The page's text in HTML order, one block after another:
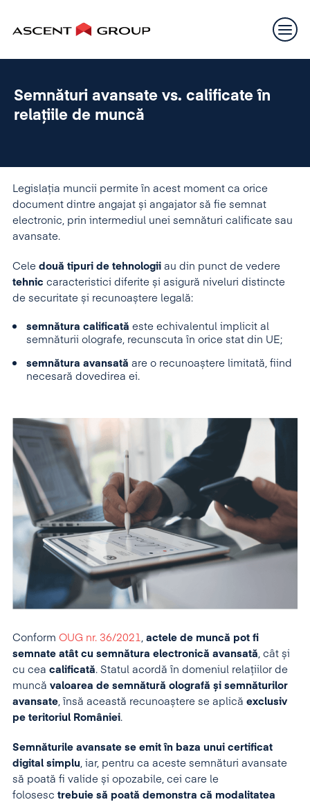
Semnături avansate vs. calificate în
relațiile de muncă
Legislația muncii permite în acest moment ca orice
document dintre angajat și angajator să fie semnat
electronic, prin intermediul unei semnături calificate sau
avansate.
Cele două tipuri de tehnologii au din punct de vedere
tehnic caracteristici diferite și asigură niveluri distincte
de securitate și recunoaștere legală:
semnătura calificată este echivalentul implicit al
semnăturii olografe, recunscuta în orice stat din UE;
semnătura avansată are o recunoaștere limitată, fiind
necesară dovedirea ei.
Conform OUG nr. 36/2021, actele de muncă pot fi
semnate atât cu semnătura electronică avansată, cât și
cu cea calificată. Statul acordă în domeniul relațiilor de
muncă valoarea de semnătură olografă și semnăturilor
avansate, însă această recunoaștere se aplică exclusiv
pe teritoriul României.
Semnăturile avansate se emit în baza unui certificat
digital simplu, iar, pentru ca aceste semnături avansate
să poată fi valide și opozabile, cei care le
folosesc trebuie să poată demonstra că modalitatea